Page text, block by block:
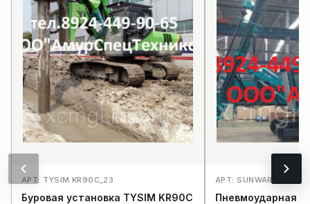
АРТ: TYSIM KR90C_23
Буровая установка TYSIM KR90C
АРТ: SUNWARD SWDE
Пневмоударная